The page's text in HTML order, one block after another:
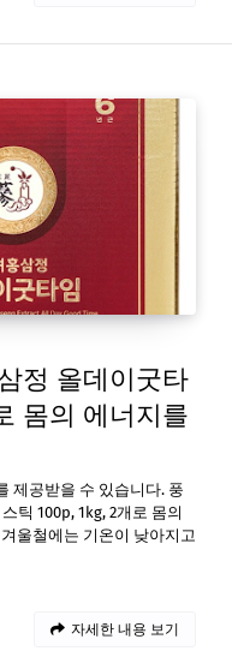
정 올데이굿타
몸의 에너지를
제공받을 수 있습니다. 풍
틱 100p, 1kg, 2개로 몸의
울철에는 기온이 낮아지고
자세한 내용 보기